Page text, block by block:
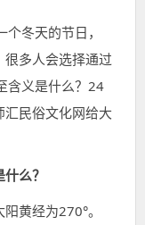
冬天的节日，
多人会选择通过
含义是什么？24
民俗文化网给大
么？
黄经为270°。